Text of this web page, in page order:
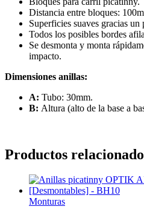
Distancia entre bloques:
Superficies suaves gracias
Todos los posibles bordes
Se desmonta y monta
impacto.
Dimensiones anillas:
A: Tubo: 30mm.
B: Altura (alto de la base a
Productos
Monturas